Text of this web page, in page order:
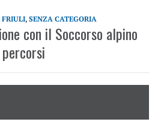
FRIULI, SENZA CATEGORIA
con il Soccorso alpino